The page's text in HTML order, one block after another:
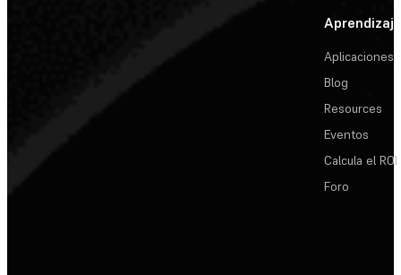
Aprendizaje
Aplicaciones
Blog
Resources
Eventos
Calcula el ROI
Foro